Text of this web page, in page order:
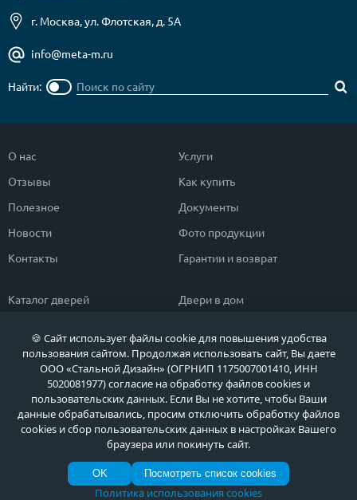
г. Москва, ул. Флотская, д. 5А
info@meta-m.ru
Найти:
О нас
Отзывы
Полезное
Новости
Контакты
Услуги
Как купить
Документы
Фото продукции
Гарантии и возврат
Каталог дверей
Популярные двери
Быстрый подбор двери
Двери класса ЭКОНОМ
Двери в дом
Двери в квартиру
Тамбурные двери
Противопожарные двери
Политика обработки персональных данных
Политика обработки файлов Cookie
© МЕТА ДВЕРИ, Входные металлические двери в Москве и Московской области
по выгодным ценам, 2026 г.
🍪 Сайт использует файлы cookie для повышения удобства
пользования сайтом. Продолжая использовать сайт, Вы даете
ООО «Стальной Дизайн» (ОГРНИП 1175007001410, ИНН
5020081977) согласие на обработку файлов cookies и
пользовательских данных. Если Вы не хотите, чтобы Ваши
данные обрабатывались, просим отключить обработку файлов
cookies и сбор пользовательских данных в настройках Вашего
браузера или покинуть сайт.
OK Посмотреть список cookies
Политика использования cookies